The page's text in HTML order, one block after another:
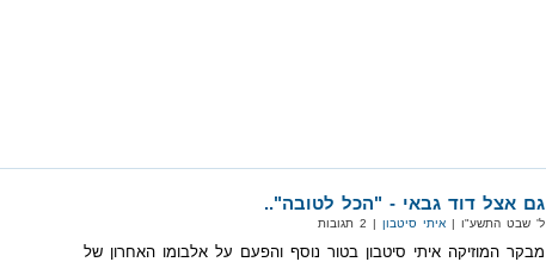
גם אצל דוד גבאי - "הכל לטובה"..
ל' שבט התשע"ו | איתי סיטבון | 2 תגובות
מבקר המוזיקה איתי סיטבון בטור נוסף והפעם על אלבומו האחרון של